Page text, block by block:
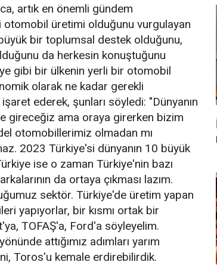
artık en önemli gündem
üretimi olduğunu vurgulayan
bir toplumsal destek olduğunu,
da herkesin konuştuğunu
gibi bir ülkenin yerli bir otomobil
olarak ne kadar gerekli
ederek, şunları söyledi: "Dünyanın
gireceğiz ama oraya girerken bizim
otomobillerimiz olmadan mı
2023 Türkiye'si dünyanın 10 büyük
ise o zaman Türkiye'nin bazı
da ortaya çıkması lazım.
sektör. Türkiye'de üretim yapan
yapıyorlar, bir kısmı ortak bir
TOFAŞ'a, Ford'a söyleyelim.
attığımız adımları yarım
Toros'u kemale erdirebilirdik.